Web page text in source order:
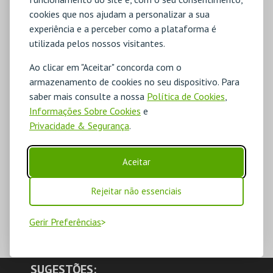
cookies que nos ajudam a personalizar a sua
experiência e a perceber como a plataforma é
utilizada pelos nossos visitantes.
Ao clicar em "Aceitar" concorda com o
armazenamento de cookies no seu dispositivo. Para
saber mais consulte a nossa Política de Cookies,
Informações Sobre Cookies e
Privacidade & Segurança.
Aceitar
Rejeitar não essenciais
Gerir Preferências
SUGESTÕES: